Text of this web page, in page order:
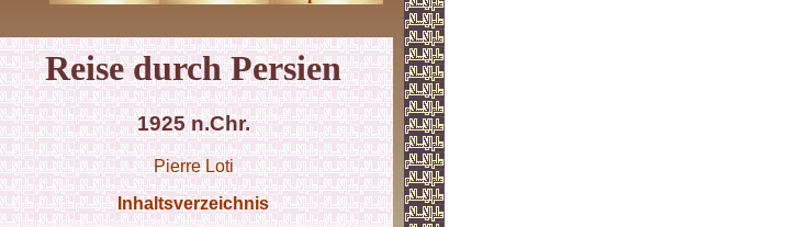
Reise durch Persien
1925 n.Chr.
Pierre Loti
Inhaltsverzeichnis